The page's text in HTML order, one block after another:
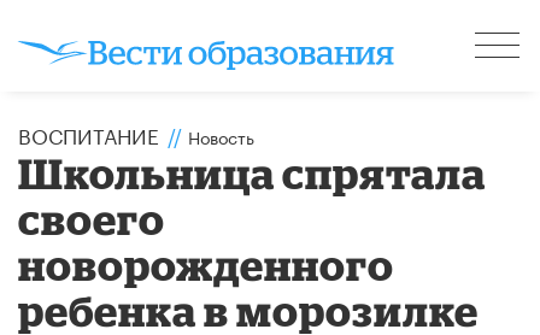
ВОСПИТАНИЕ // Новость
​Школьница спрятала
своего
новорожденного
ребенка в морозилке